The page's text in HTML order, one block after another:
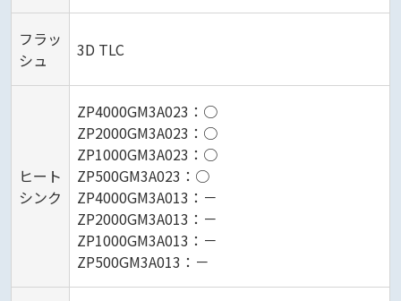
フラッ
シュ
3D TLC
ヒート
シンク
ZP4000GM3A023：○
ZP2000GM3A023：○
ZP1000GM3A023：○
ZP500GM3A023：○
ZP4000GM3A013：－
ZP2000GM3A013：－
ZP1000GM3A013：－
ZP500GM3A013：－